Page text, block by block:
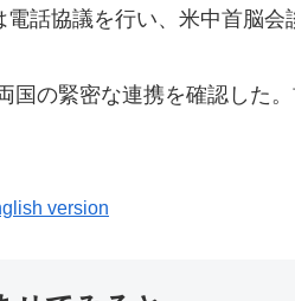
話協議を行い、米中首脳会
国の緊密な連携を確認した
version